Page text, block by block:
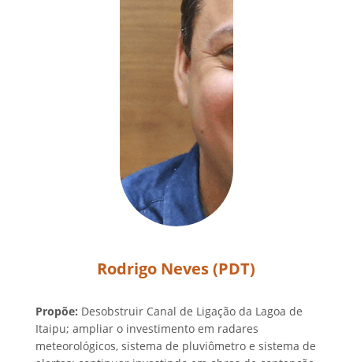
Rodrigo Neves (PDT)
Propõe: Desobstruir Canal de Ligação da Lagoa de
Itaipu; ampliar o investimento em radares
meteorológicos, sistema de pluviômetro e sistema de